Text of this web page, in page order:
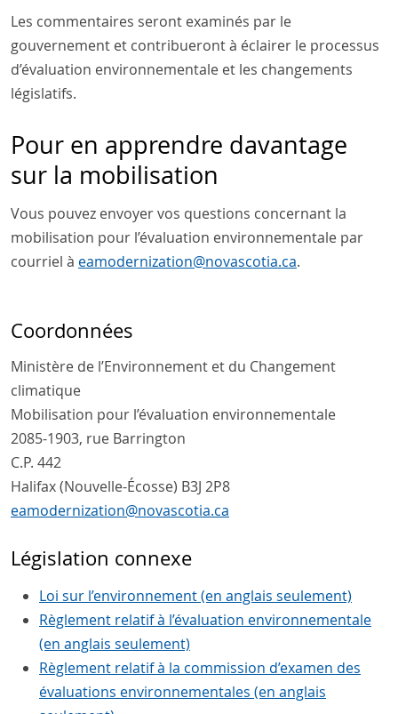
Les commentaires seront examinés par le
gouvernement et contribueront à éclairer le processus
d’évaluation environnementale et les changements
législatifs.
Pour en apprendre davantage
sur la mobilisation
Vous pouvez envoyer vos questions concernant la
mobilisation pour l’évaluation environnementale par
courriel à eamodernization@novascotia.ca.
Coordonnées
Ministère de l’Environnement et du Changement
climatique
Mobilisation pour l’évaluation environnementale
2085-1903, rue Barrington
C.P. 442
Halifax (Nouvelle-Écosse) B3J 2P8
eamodernization@novascotia.ca
Législation connexe
Loi sur l’environnement (en anglais seulement)
Règlement relatif à l’évaluation environnementale
(en anglais seulement)
Règlement relatif à la commission d’examen des
évaluations environnementales (en anglais